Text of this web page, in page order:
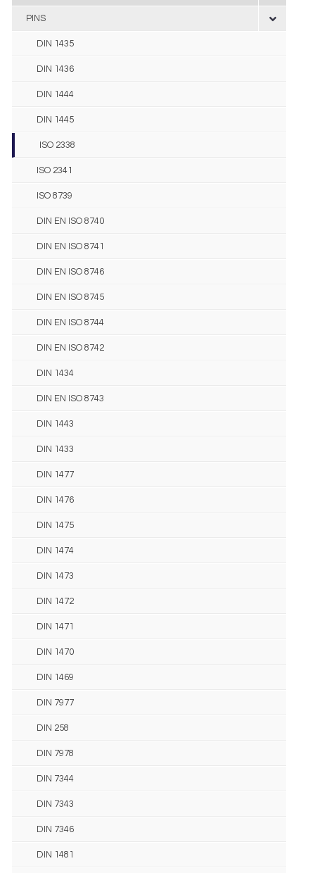
PINS
DIN 1435
DIN 1436
DIN 1444
DIN 1445
ISO 2338
ISO 2341
ISO 8739
DIN EN ISO 8740
DIN EN ISO 8741
DIN EN ISO 8746
DIN EN ISO 8745
DIN EN ISO 8744
DIN EN ISO 8742
DIN 1434
DIN EN ISO 8743
DIN 1443
DIN 1433
DIN 1477
DIN 1476
DIN 1475
DIN 1474
DIN 1473
DIN 1472
DIN 1471
DIN 1470
DIN 1469
DIN 7977
DIN 258
DIN 7978
DIN 7344
DIN 7343
DIN 7346
DIN 1481